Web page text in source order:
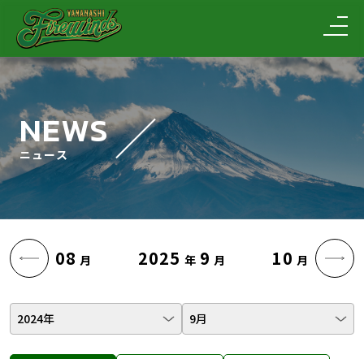
NEWS
ニュース
08 月 2025 年 9 月 10 月